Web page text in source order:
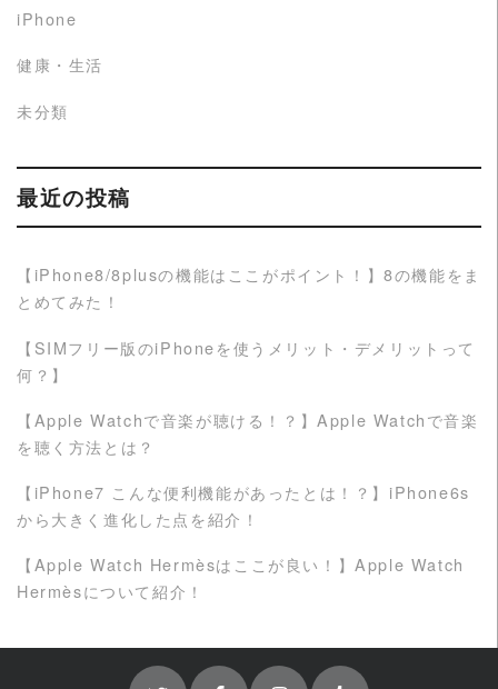
iPhone
健康・生活
未分類
最近の投稿
【iPhone8/8plusの機能はここがポイント！】8の機能をま
とめてみた！
【SIMフリー版のiPhoneを使うメリット・デメリットって
何？】
【Apple Watchで音楽が聴ける！？】Apple Watchで音楽
を聴く方法とは？
【iPhone7 こんな便利機能があったとは！？】iPhone6s
から大きく進化した点を紹介！
【Apple Watch Hermèsはここが良い！】Apple Watch
Hermèsについて紹介！